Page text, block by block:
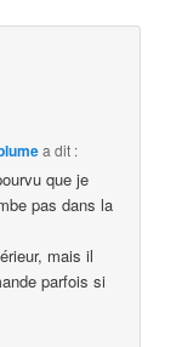
a dit :
que je
pas dans la
mais il
parfois si